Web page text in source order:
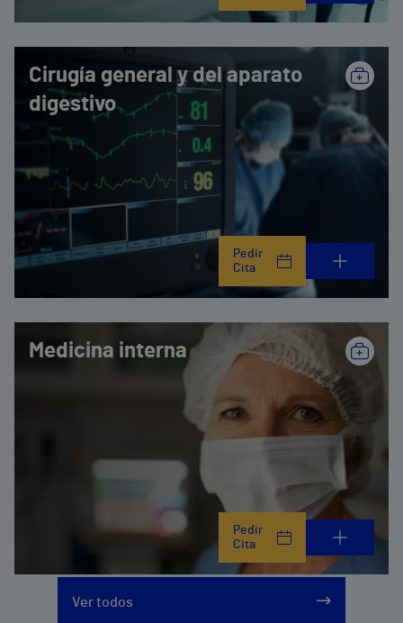
Cirugía general y del aparato
digestivo
Pedir
Cita
Medicina interna
Pedir
Cita
Ver todos